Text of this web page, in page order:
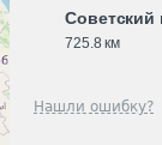
Советский
725.8 км
Нашли ошибку?